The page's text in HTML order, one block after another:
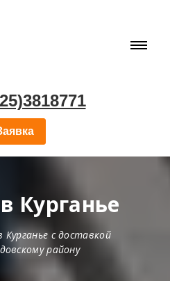
Курганье
Курганье сдоставкой
району